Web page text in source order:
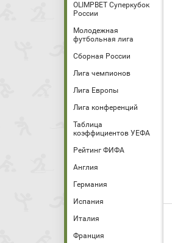
OLIMPBET Суперкубок
России
Молодежная
футбольная лига
Сборная России
Лига чемпионов
Лига Европы
Лига конференций
Таблица
коэффициентов УЕФА
Рейтинг ФИФА
Англия
Германия
Испания
Италия
Франция